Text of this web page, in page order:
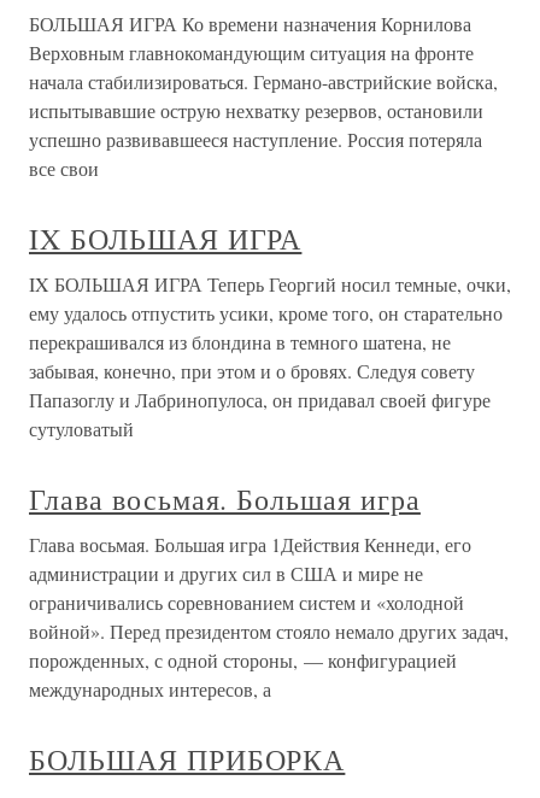
БОЛЬШАЯ ИГРА Ко времени назначения Корнилова
Верховным главнокомандующим ситуация на фронте
начала стабилизироваться. Германо-австрийские войска,
испытывавшие острую нехватку резервов, остановили
успешно развивавшееся наступление. Россия потеряла
все свои
IX БОЛЬШАЯ ИГРА
IX БОЛЬШАЯ ИГРА Теперь Георгий носил темные, очки,
ему удалось отпустить усики, кроме того, он старательно
перекрашивался из блондина в темного шатена, не
забывая, конечно, при этом и о бровях. Следуя совету
Папазоглу и Лабринопулоса, он придавал своей фигуре
сутуловатый
Глава восьмая. Большая игра
Глава восьмая. Большая игра 1Действия Кеннеди, его
администрации и других сил в США и мире не
ограничивались соревнованием систем и «холодной
войной». Перед президентом стояло немало других задач,
порожденных, с одной стороны, — конфигурацией
международных интересов, а
БОЛЬШАЯ ПРИБОРКА